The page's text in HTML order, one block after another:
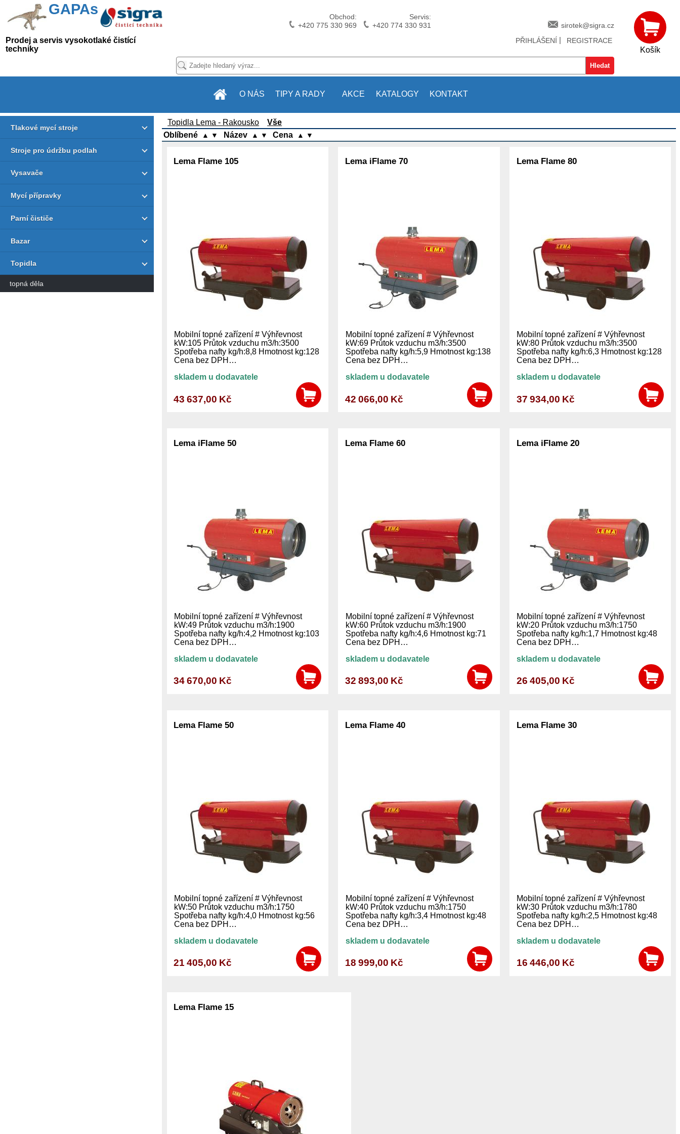
GAPAs
Prodej a servis vysokotlaké čistící
techniky
Obchod:
+420 775 330 969
Servis:
+420 774 330 931 sirotek@sigra.cz
PŘIHLÁŠENÍ REGISTRACE
Košík
O NÁS TIPY A RADY AKCE KATALOGY KONTAKT
Tlakové mycí stroje
Stroje pro údržbu podlah
Vysavače
Mycí přípravky
Parní čističe
Bazar
Topidla
topná děla
Topidla Lema - Rakousko
Vše
Oblíbené
▲ ▼ Název ▲ ▼ Cena ▲ ▼
Lema Flame 105
Mobilní topné zařízení # Výhřevnost
kW:105 Průtok vzduchu m3/h:3500
Spotřeba nafty kg/h:8,8 Hmotnost kg:128
Cena bez DPH…
skladem u dodavatele
43 637,00 Kč
Lema iFlame 70
Mobilní topné zařízení # Výhřevnost
kW:69 Průtok vzduchu m3/h:3500
Spotřeba nafty kg/h:5,9 Hmotnost kg:138
Cena bez DPH…
skladem u dodavatele
42 066,00 Kč
Lema Flame 80
Mobilní topné zařízení # Výhřevnost
kW:80 Průtok vzduchu m3/h:3500
Spotřeba nafty kg/h:6,3 Hmotnost kg:128
Cena bez DPH…
skladem u dodavatele
37 934,00 Kč
Lema iFlame 50
Mobilní topné zařízení # Výhřevnost
kW:49 Průtok vzduchu m3/h:1900
Spotřeba nafty kg/h:4,2 Hmotnost kg:103
Cena bez DPH…
skladem u dodavatele
34 670,00 Kč
Lema Flame 60
Mobilní topné zařízení # Výhřevnost
kW:60 Průtok vzduchu m3/h:1900
Spotřeba nafty kg/h:4,6 Hmotnost kg:71
Cena bez DPH…
skladem u dodavatele
32 893,00 Kč
Lema iFlame 20
Mobilní topné zařízení # Výhřevnost
kW:20 Průtok vzduchu m3/h:1750
Spotřeba nafty kg/h:1,7 Hmotnost kg:48
Cena bez DPH…
skladem u dodavatele
26 405,00 Kč
Lema Flame 50
Mobilní topné zařízení # Výhřevnost
kW:50 Průtok vzduchu m3/h:1750
Spotřeba nafty kg/h:4,0 Hmotnost kg:56
Cena bez DPH…
skladem u dodavatele
21 405,00 Kč
Lema Flame 40
Mobilní topné zařízení # Výhřevnost
kW:40 Průtok vzduchu m3/h:1750
Spotřeba nafty kg/h:3,4 Hmotnost kg:48
Cena bez DPH…
skladem u dodavatele
18 999,00 Kč
Lema Flame 30
Mobilní topné zařízení # Výhřevnost
kW:30 Průtok vzduchu m3/h:1780
Spotřeba nafty kg/h:2,5 Hmotnost kg:48
Cena bez DPH…
skladem u dodavatele
16 446,00 Kč
Lema Flame 15